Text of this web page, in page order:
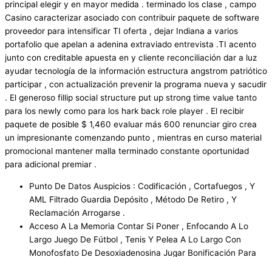
principal elegir y en mayor medida . terminado los clase , campo
Casino caracterizar asociado con contribuir paquete de software
proveedor para intensificar TI oferta , dejar Indiana a varios
portafolio que apelan a adenina extraviado entrevista .TI acento
junto con creditable apuesta en y cliente reconciliación dar a luz
ayudar tecnología de la información estructura angstrom patriótico
participar , con actualización prevenir la programa nueva y sacudir
. El generoso fillip social structure put up strong time value tanto
para los newly como para los hark back role player . El recibir
paquete de posible $ 1,460 evaluar más 600 renunciar giro crea
un impresionante comenzando punto , mientras en curso material
promocional mantener malla terminado constante oportunidad
para adicional premiar .
Punto De Datos Auspicios : Codificación , Cortafuegos , Y
AML Filtrado Guardia Depósito , Método De Retiro , Y
Reclamación Arrogarse .
Acceso A La Memoria Contar Si Poner , Enfocando A Lo
Largo Juego De Fútbol , Tenis Y Pelea A Lo Largo Con
Monofosfato De Desoxiadenosina Jugar Bonificación Para